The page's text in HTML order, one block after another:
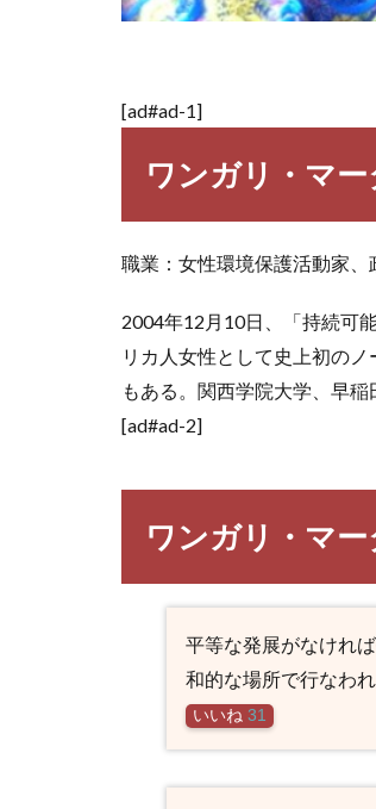
[ad#ad-1]
ワンガリ・マ
職業：女性環境保護活動家
2004年12月10日、「持続可
リカ人女性として史上初の
もある。関西学院大学、早
[ad#ad-2]
ワンガリ・マ
平等な発展がなけれ
和的な場所で行なわ
いいね 31